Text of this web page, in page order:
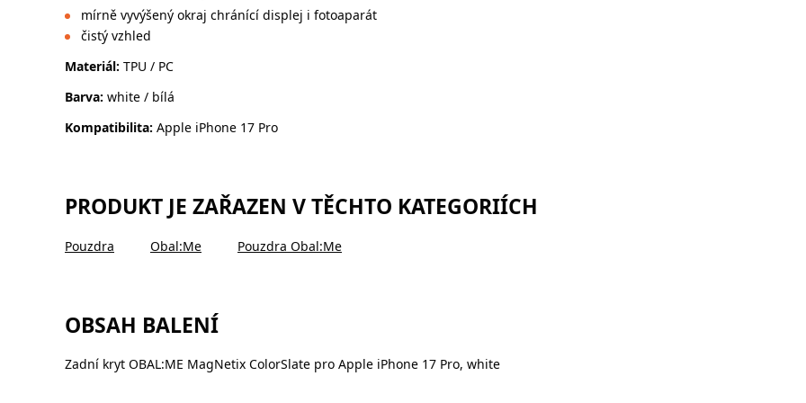
mírně vyvýšený okraj chránící displej i fotoaparát
čistý vzhled
Materiál: TPU / PC
Barva: white / bílá
Kompatibilita: Apple iPhone 17 Pro
PRODUKT JE ZAŘAZEN V TĚCHTO KATEGORIÍCH
Pouzdra Obal:Me Pouzdra Obal:Me
OBSAH BALENÍ
Zadní kryt OBAL:ME MagNetix ColorSlate pro Apple iPhone 17 Pro, white